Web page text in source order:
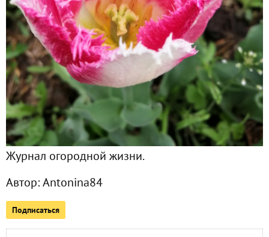
Журнал огородной жизни.
Автор:Antonina84
Подписаться
Главная
Подписчики 1
Все публикации 10
Фото
Сейчас обсуждают
Посевная продолжается
Розовый день. Посадка розы